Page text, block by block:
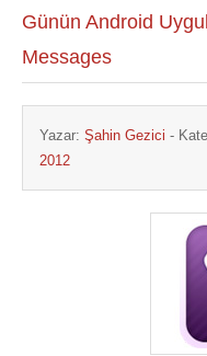
Günün Android
Messages
Yazar: Şahin Gezici -
2012